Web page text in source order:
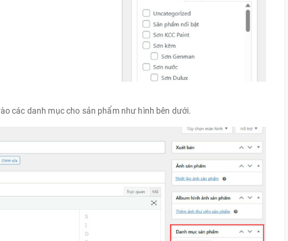
các danh mục cho sản phẩm như hình bên dưới.